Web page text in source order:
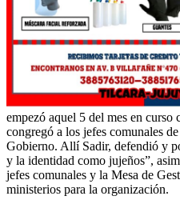
empezó aquel 5 del mes en
congregó a los jefes comunales
Gobierno. Allí Sadir, defendió y
y la identidad como jujeños”,
jefes comunales y la Mesa de
ministerios para la organización.